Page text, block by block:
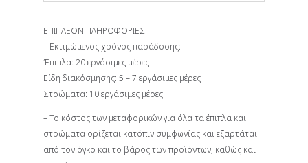
ΕΠΙΠΛΕΟΝ ΠΛΗΡΟΦΟΡΙΕΣ:
– Εκτιμώμενος χρόνος παράδοσης:
Έπιπλα: 20 εργάσιμες μέρες
Είδη διακόσμησης: 5 – 7 εργάσιμες μέρες
Στρώματα: 10 εργάσιμες μέρες
– Το κόστος των μεταφορικών για όλα τα έπιπλα και
στρώματα ορίζεται κατόπιν συμφωνίας και εξαρτάται
από τον όγκο και το βάρος των προϊόντων, καθώς και